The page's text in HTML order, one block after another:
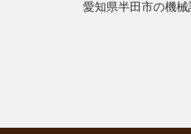
愛知県半田市の機械